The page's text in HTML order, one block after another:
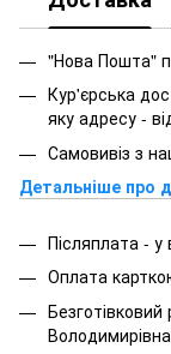
"Нова Пошта"
Кур'єрська
яку адресу -
Самовивіз з
Детальніше про
Післяплата - у
Оплата